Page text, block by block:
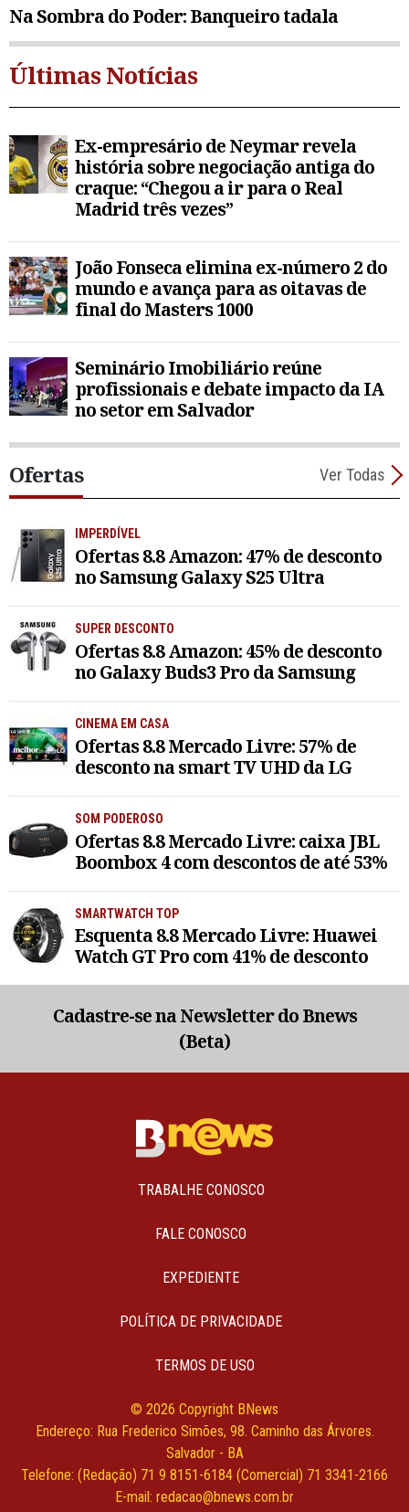
Na Sombra do Poder: Banqueiro tadala
Últimas Notícias
Ex-empresário de Neymar revela
história sobre negociação antiga do
craque: “Chegou a ir para o Real
Madrid três vezes”
João Fonseca elimina ex-número 2 do
mundo e avança para as oitavas de
final do Masters 1000
Seminário Imobiliário reúne
profissionais e debate impacto da IA
no setor em Salvador
Ofertas Ver Todas
IMPERDÍVEL
Ofertas 8.8 Amazon: 47% de desconto
no Samsung Galaxy S25 Ultra
SUPER DESCONTO
Ofertas 8.8 Amazon: 45% de desconto
no Galaxy Buds3 Pro da Samsung
CINEMA EM CASA
Ofertas 8.8 Mercado Livre: 57% de
desconto na smart TV UHD da LG
SOM PODEROSO
Ofertas 8.8 Mercado Livre: caixa JBL
Boombox 4 com descontos de até 53%
SMARTWATCH TOP
Esquenta 8.8 Mercado Livre: Huawei
Watch GT Pro com 41% de desconto
Cadastre-se na Newsletter do Bnews
(Beta)
TRABALHE CONOSCO
FALE CONOSCO
EXPEDIENTE
POLÍTICA DE PRIVACIDADE
TERMOS DE USO
© 2026 Copyright BNews
Endereço: Rua Frederico Simões, 98. Caminho das Árvores.
Salvador - BA
Telefone: (Redação) 71 9 8151-6184 (Comercial) 71 3341-2166
E-mail: redacao@bnews.com.br